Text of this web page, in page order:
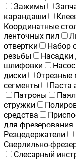
Зажимы
карандаши
Координатные
ленточных пил
отвертки
Набор
резьбы
Насадки
шлифовки
диски
сегменты
Паста
Патроны
стружки
средства
для фрезерования
Резцедержатели
Сверлильно-
Слесарный